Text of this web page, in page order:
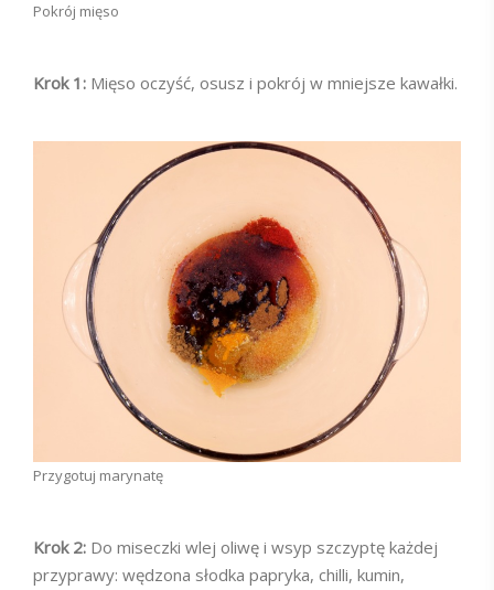
Pokrój mięso
Krok 1: Mięso oczyść, osusz i pokrój w mniejsze kawałki.
Przygotuj marynatę
Krok 2: Do miseczki wlej oliwę i wsyp szczyptę każdej
przyprawy: wędzona słodka papryka, chilli, kumin,